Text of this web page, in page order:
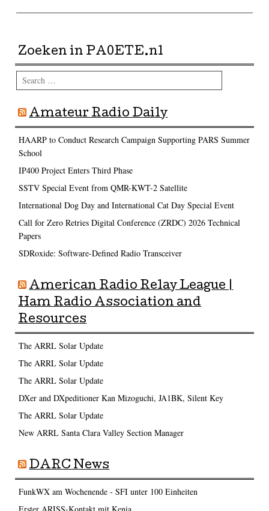
Zoeken in PA0ETE.nl
Search
Amateur Radio Daily
HAARP to Conduct Research Campaign Supporting PARS Summer
School
IP400 Project Enters Third Phase
SSTV Special Event from QMR-KWT-2 Satellite
International Dog Day and International Cat Day Special Event
Call for Zero Retries Digital Conference (ZRDC) 2026 Technical
Papers
SDRoxide: Software-Defined Radio Transceiver
American Radio Relay League |
Ham Radio Association and
Resources
The ARRL Solar Update
The ARRL Solar Update
The ARRL Solar Update
DXer and DXpeditioner Kan Mizoguchi, JA1BK, Silent Key
The ARRL Solar Update
New ARRL Santa Clara Valley Section Manager
DARC News
FunkWX am Wochenende - SFI unter 100 Einheiten